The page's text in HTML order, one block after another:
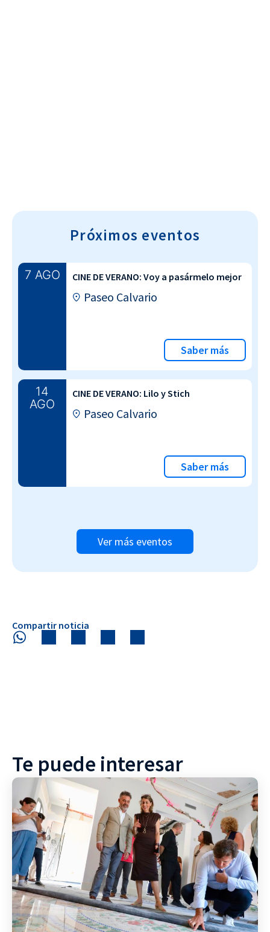
Próximos eventos
7 AGO CINE DE VERANO: Voy a pasármelo mejor
Paseo Calvario
Saber más
14
AGO
CINE DE VERANO: Lilo y Stich
Paseo Calvario
Saber más
Ver más eventos
Compartir noticia
Te puede interesar